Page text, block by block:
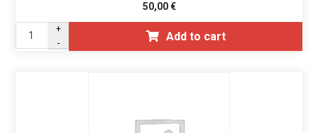
50,00€
+
-
Add to cart